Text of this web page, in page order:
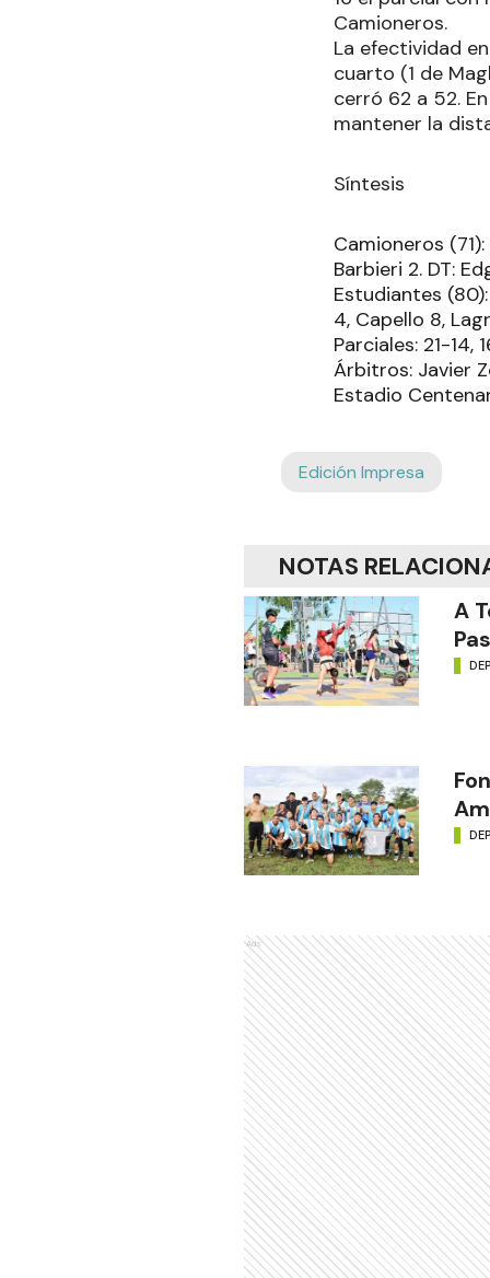
Camioneros.
La efectividad
cuarto (1 de
cerró 62 a 52.
mantener la
Síntesis
Camioneros
Barbieri 2. DT:
Estudiantes (80):
4, Capello 8,
Parciales: 21-14,
Árbitros: Javier
Estadio
Edición Impresa
NOTAS
A
Ads